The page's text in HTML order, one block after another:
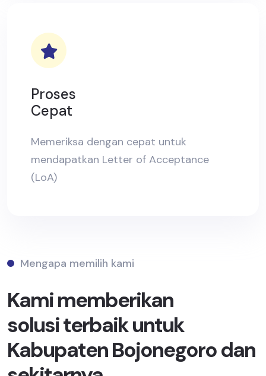
Proses
Cepat
Memeriksa dengan cepat untuk
mendapatkan Letter of Acceptance
(LoA)
Mengapa memilih kami
Kami memberikan
solusi terbaik untuk
Kabupaten Bojonegoro dan